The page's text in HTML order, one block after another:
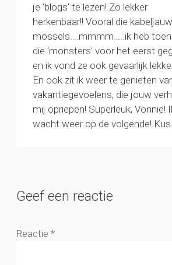
je ‘blogs’ te lezen! Zo lekker
herkenbaar!! Vooral die
mossels….mmmm…..ik heb
die ‘monsters’ voor het eerst
en ik vond ze ook gevaarlijk
En ook zit ik weer te genieten
vakantiegevoelens, die jouw
mij opriepen! Superleuk, Vonnie!
wacht weer op de volgende! Kus
Geef een reactie
Reactie *